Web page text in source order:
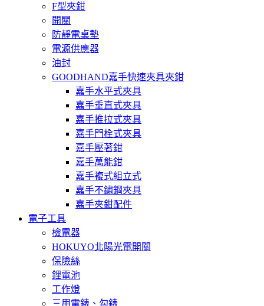
F型夾鉗
開關
防靜電桌墊
電源供應器
油封
GOODHAND嘉手快速夾具夾鉗
嘉手水平式夾具
嘉手垂直式夾具
嘉手推拉式夾具
嘉手門栓式夾具
嘉手壓著鉗
嘉手萬能鉗
嘉手複式組立式
嘉手不鏽鋼夾具
嘉手夾鉗配件
電子工具
檢電器
HOKUYO北陽光電開關
保險絲
鋰電池
工作燈
三用電錶、勾錶